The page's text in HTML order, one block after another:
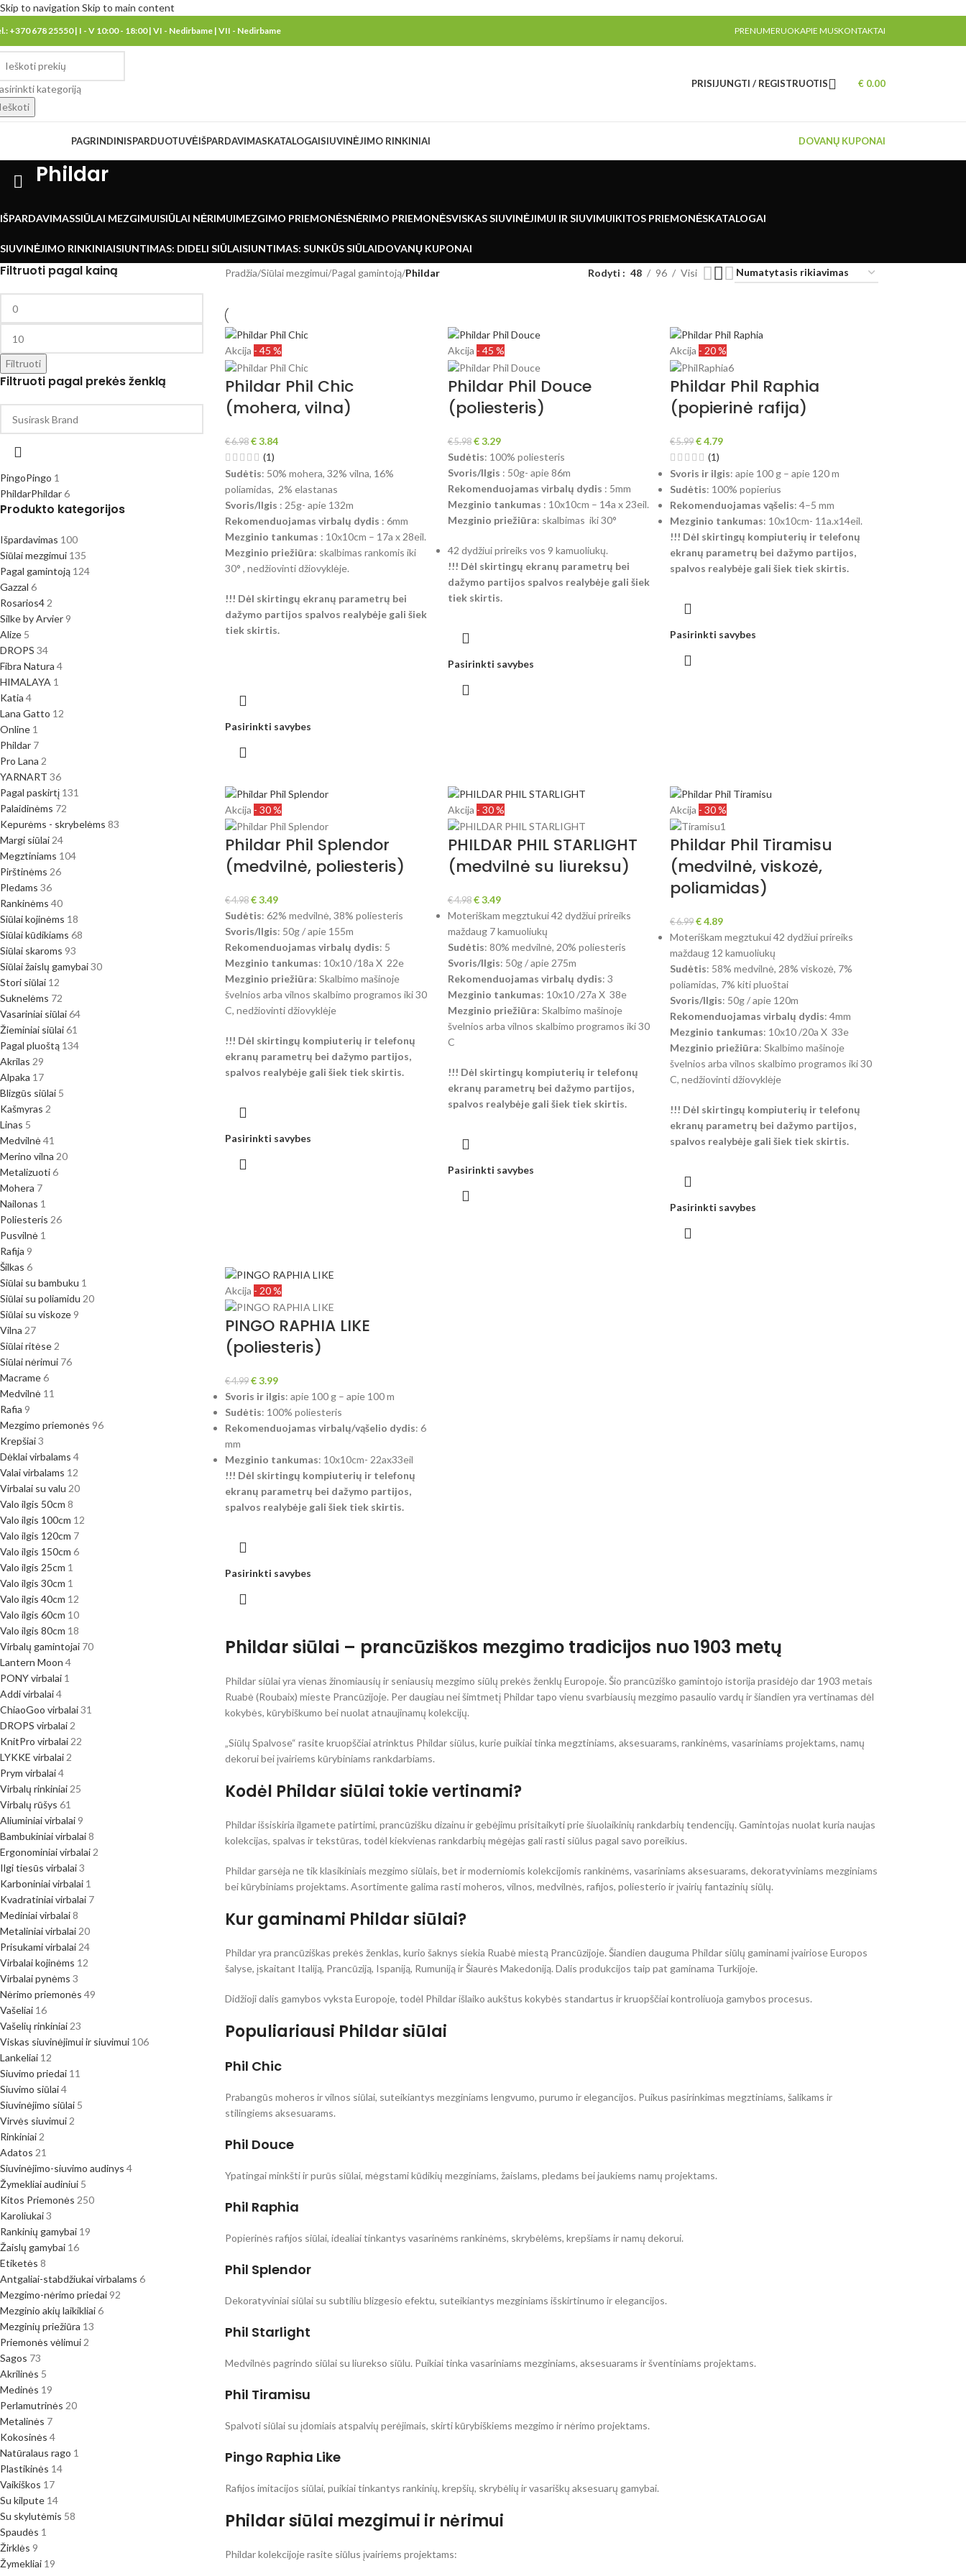
Skip to navigation Skip to main content
+370 678 25550 | I - V 10:00 - 18:00 | VI - Nedirbame | VII - Nedirbame PRENUMERUOKAPIE MUSKONTAKTAI
kategoriją
PRISIJUNGTI / REGISTRUOTIS € 0.00
PAGRINDINISPARDUOTUVĖIŠPARDAVIMASKATALOGAISIUVINĖJIMO RINKINIAI DOVANŲ KUPONAI
Phildar
IŠPARDAVIMASSIŪLAI MEZGIMUISIŪLAI NĖRIMUIMEZGIMO PRIEMONĖSNĖRIMO PRIEMONĖSVISKAS SIUVINĖJIMUI IR SIUVIMUIKITOS PRIEMONĖSKATALOGAI
SIUVINĖJIMO RINKINIAISIUNTIMAS: DIDELI SIŪLAISIUNTIMAS: SUNKŪS SIŪLAIDOVANŲ KUPONAI
Filtruoti pagal kainą
Filtruoti
Filtruoti pagal prekės ženklą
PingoPingo 1
PhildarPhildar6
Produkto kategorijos
Išpardavimas 100
Siūlai mezgimui 135
Pagal gamintoją 124
Gazzal 6
Rosarios4 2
Silke by Arvier 9
Alize 5
DROPS 34
Fibra Natura 4
HIMALAYA 1
Katia 4
Lana Gatto 12
Online 1
Phildar 7
Pro Lana 2
YARNART 36
Pagal paskirtį 131
Palaidinėms 72
Kepurėms - skrybelėms 83
Margi siūlai 24
Megztiniams 104
Pirštinėms 26
Pledams 36
Rankinėms 40
Siūlai kojinėms 18
Siūlai kūdikiams 68
Siūlai skaroms 93
Siūlai žaislų gamybai30
Stori siūlai 12
Suknelėms 72
Vasariniai siūlai64
Žieminiai siūlai61
Pagal pluoštą 134
Akrilas 29
Alpaka 17
Blizgūs siūlai 5
Kašmyras 2
Linas 5
Medvilnė41
Merino vilna 20
Metalizuoti6
Mohera 7
Nailonas 1
Poliesteris 26
Pusvilnė 1
Rafija 9
Šilkas 6
Siūlai su bambuku 1
Siūlai su poliamidu 20
Siūlai su viskoze 9
Vilna 27
Siūlai ritėse 2
Siūlai nėrimui 76
Macrame6
Medvilnė 11
Rafia 9
Mezgimo priemonės 96
Krepšiai3
Dėklai virbalams 4
Valai virbalams 12
Virbalai su valu 20
Valo ilgis 50cm 8
Valo ilgis 100cm 12
Valo ilgis 120cm 7
Valo ilgis 150cm 6
Valo ilgis 25cm 1
Valo ilgis 30cm 1
Valo ilgis 40cm 12
Valo ilgis 60cm 10
Valo ilgis 80cm 18
Virbalų gamintojai 70
Lantern Moon 4
PONY virbalai 1
Addi virbalai4
ChiaoGoo virbalai31
DROPS virbalai 2
KnitPro virbalai 22
LYKKE virbalai 2
Prym virbalai4
Virbalų rinkiniai 25
Virbalų rūšys 61
Aliuminiai virbalai 9
Bambukiniai virbalai8
Ergonominiai virbalai 2
Ilgi tiesūs virbalai3
Karboniniai virbalai 1
Kvadratiniai virbalai 7
Mediniai virbalai8
Metaliniai virbalai 20
Prisukami virbalai 24
Virbalai kojinėms 12
Virbalai pynėms 3
Nėrimo priemonės 49
Vašeliai 16
Vašelių rinkiniai 23
Viskas siuvinėjimui ir siuvimui 106
Lankeliai 12
Siuvimo priedai 11
Siuvimo siūlai4
Siuvinėjimo siūlai 5
Virvės siuvimui 2
Rinkiniai 2
Adatos 21
Siuvinėjimo-siuvimo audinys 4
Žymekliai audiniui 5
Kitos Priemonės 250
Karoliukai3
Rankinių gamybai 19
Žaislų gamybai 16
Etiketės 8
Antgaliai-stabdžiukai virbalams 6
Mezgimo-nėrimo priedai 92
Mezginio akių laikikliai6
Mezginių priežiūra 13
Priemonės vėlimui 2
Sagos 73
Akrilinės 5
Medinės 19
Perlamutrinės 20
Metalinės 7
Kokosinės 4
Natūralaus rago 1
Plastikinės 14
Vaikiškos 17
Su kilpute 14
Su skylutėmis 58
Spaudės 1
Žirklės 9
Žymekliai 19
Pradžia/Siūlai mezgimui/Pagal gamintoją/Phildar Rodyti 48 96 Visi
Akcija - 45 %
Phildar Phil Chic
(mohera, vilna)
€6.98 €3.84
(1)
Sudėtis: 50% mohera, 32% vilna, 16%
poliamidas, 2% elastanas
Svoris/Ilgis : 25g- apie 132m
Rekomenduojamas virbalų dydis : 6mm
Mezginio tankumas : 10x10cm – 17a x 28eil.
Mezginio priežiūra: skalbimas rankomis iki
30° , nedžiovinti džiovyklėje.
!!! Dėl skirtingų ekranų parametrų bei
dažymo partijos spalvos realybėje gali šiek
tiek skirtis.
Pasirinkti savybes
Akcija - 45 %
Phildar Phil Douce
(poliesteris)
€5.98 €3.29
Sudėtis: 100% poliesteris
Svoris/Ilgis : 50g- apie 86m
Rekomenduojamas virbalų dydis : 5mm
Mezginio tankumas : 10x10cm – 14a x 23eil.
Mezginio priežiūra: skalbimas iki 30°
42 dydžiui prireiks vos 9 kamuoliukų.
!!! Dėl skirtingų ekranų parametrų bei
dažymo partijos spalvos realybėje gali šiek
tiek skirtis.
Pasirinkti savybes
Akcija - 20 %
Phildar Phil Raphia
(popierinė rafija)
€5.99 €4.79
(1)
Svoris ir ilgis: apie 100 g – apie 120 m
Sudėtis: 100% popierius
Rekomenduojamas vąšelis: 4–5 mm
Mezginio tankumas: 10x10cm- 11a.x14eil.
!!! Dėl skirtingų kompiuterių ir telefonų
ekranų parametrų bei dažymo partijos,
spalvos realybėje gali šiek tiek skirtis.
Pasirinkti savybes
Akcija - 30 %
Phildar Phil Splendor
(medvilnė, poliesteris)
€4.98 €3.49
Sudėtis: 62% medvilnė, 38% poliesteris
Svoris/Ilgis: 50g / apie 155m
Rekomenduojamas virbalų dydis: 5
Mezginio tankumas: 10x10 /18a X 22e
Mezginio priežiūra: Skalbimo mašinoje
švelnios arba vilnos skalbimo programos iki 30
C, nedžiovinti džiovyklėje
!!! Dėl skirtingų kompiuterių ir telefonų
ekranų parametrų bei dažymo partijos,
spalvos realybėje gali šiek tiek skirtis.
Pasirinkti savybes
Akcija - 30 %
PHILDAR PHIL STARLIGHT
(medvilnė su liureksu)
€4.98 €3.49
Moteriškam megztukui 42 dydžiui prireiks
maždaug 7 kamuoliukų
Sudėtis: 80% medvilnė, 20% poliesteris
Svoris/Ilgis: 50g / apie 275m
Rekomenduojamas virbalų dydis: 3
Mezginio tankumas: 10x10 /27a X 38e
Mezginio priežiūra: Skalbimo mašinoje
švelnios arba vilnos skalbimo programos iki 30
C
!!! Dėl skirtingų kompiuterių ir telefonų
ekranų parametrų bei dažymo partijos,
spalvos realybėje gali šiek tiek skirtis.
Pasirinkti savybes
Akcija - 30 %
Phildar Phil Tiramisu
(medvilnė, viskozė,
poliamidas)
€6.99 €4.89
Moteriškam megztukui 42 dydžiui prireiks
maždaug 12 kamuoliukų
Sudėtis: 58% medvilnė, 28% viskozė, 7%
poliamidas, 7% kiti pluoštai
Svoris/Ilgis: 50g / apie 120m
Rekomenduojamas virbalų dydis: 4mm
Mezginio tankumas: 10x10 /20a X 33e
Mezginio priežiūra: Skalbimo mašinoje
švelnios arba vilnos skalbimo programos iki 30
C, nedžiovinti džiovyklėje
!!! Dėl skirtingų kompiuterių ir telefonų
ekranų parametrų bei dažymo partijos,
spalvos realybėje gali šiek tiek skirtis.
Pasirinkti savybes
Akcija - 20 %
PINGO RAPHIA LIKE
(poliesteris)
€4.99 €3.99
Svoris ir ilgis: apie 100 g – apie 100 m
Sudėtis: 100% poliesteris
Rekomenduojamas virbalų/vąšelio dydis: 6
mm
Mezginio tankumas: 10x10cm- 22ax33eil
!!! Dėl skirtingų kompiuterių ir telefonų
ekranų parametrų bei dažymo partijos,
spalvos realybėje gali šiek tiek skirtis.
Pasirinkti savybes
Phildar siūlai – prancūziškos mezgimo tradicijos nuo 1903 metų
Phildar siūlai yra vienas žinomiausių ir seniausių mezgimo siūlų prekės ženklų Europoje. Šio prancūziško gamintojo istorija prasidėjo dar 1903 metais
Ruabė (Roubaix) mieste Prancūzijoje. Per daugiau nei šimtmetį Phildar tapo vienu svarbiausių mezgimo pasaulio vardų ir šiandien yra vertinamas dėl
kokybės, kūrybiškumo bei nuolat atnaujinamų kolekcijų.
„Siūlų Spalvose“ rasite kruopščiai atrinktus Phildar siūlus, kurie puikiai tinka megztiniams, aksesuarams, rankinėms, vasariniams projektams, namų
dekorui bei įvairiems kūrybiniams rankdarbiams.
Kodėl Phildar siūlai tokie vertinami?
Phildar išsiskiria ilgamete patirtimi, prancūzišku dizainu ir gebėjimu prisitaikyti prie šiuolaikinių rankdarbių tendencijų. Gamintojas nuolat kuria naujas
kolekcijas, spalvas ir tekstūras, todėl kiekvienas rankdarbių mėgėjas gali rasti siūlus pagal savo poreikius.
Phildar garsėja ne tik klasikiniais mezgimo siūlais, bet ir moderniomis kolekcijomis rankinėms, vasariniams aksesuarams, dekoratyviniams mezginiams
bei kūrybiniams projektams. Asortimente galima rasti moheros, vilnos, medvilnės, rafijos, poliesterio ir įvairių fantazinių siūlų.
Kur gaminami Phildar siūlai?
Phildar yra prancūziškas prekės ženklas, kurio šaknys siekia Ruabė miestą Prancūzijoje. Šiandien dauguma Phildar siūlų gaminami įvairiose Europos
šalyse, įskaitant Italiją, Prancūziją, Ispaniją, Rumuniją ir Šiaurės Makedoniją. Dalis produkcijos taip pat gaminama Turkijoje.
Didžioji dalis gamybos vyksta Europoje, todėl Phildar išlaiko aukštus kokybės standartus ir kruopščiai kontroliuoja gamybos procesus.
Populiariausi Phildar siūlai
Phil Chic
Prabangūs moheros ir vilnos siūlai, suteikiantys mezginiams lengvumo, purumo ir elegancijos. Puikus pasirinkimas megztiniams, šalikams ir
stilingiems aksesuarams.
Phil Douce
Ypatingai minkšti ir purūs siūlai, mėgstami kūdikių mezginiams, žaislams, pledams bei jaukiems namų projektams.
Phil Raphia
Popierinės rafijos siūlai, idealiai tinkantys vasarinėms rankinėms, skrybėlėms, krepšiams ir namų dekorui.
Phil Splendor
Dekoratyviniai siūlai su subtiliu blizgesio efektu, suteikiantys mezginiams išskirtinumo ir elegancijos.
Phil Starlight
Medvilnės pagrindo siūlai su liurekso siūlu. Puikiai tinka vasariniams mezginiams, aksesuarams ir šventiniams projektams.
Phil Tiramisu
Spalvoti siūlai su įdomiais atspalvių perėjimais, skirti kūrybiškiems mezgimo ir nėrimo projektams.
Pingo Raphia Like
Rafijos imitacijos siūlai, puikiai tinkantys rankinių, krepšių, skrybėlių ir vasariškų aksesuarų gamybai.
Phildar siūlai mezgimui ir nėrimui
Phildar kolekcijoje rasite siūlus įvairiems projektams: